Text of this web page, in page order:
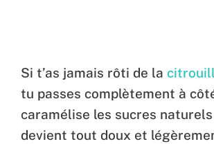
Si t’as jamais rôti de la
tu passes complètement à
caramélise les sucres
devient tout doux et